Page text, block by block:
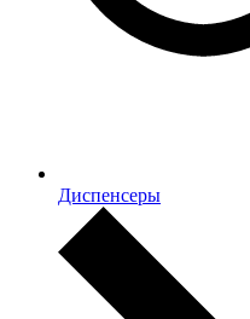
Диспенсеры